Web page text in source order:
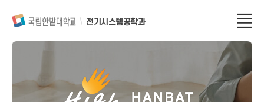
전기시스템공학과